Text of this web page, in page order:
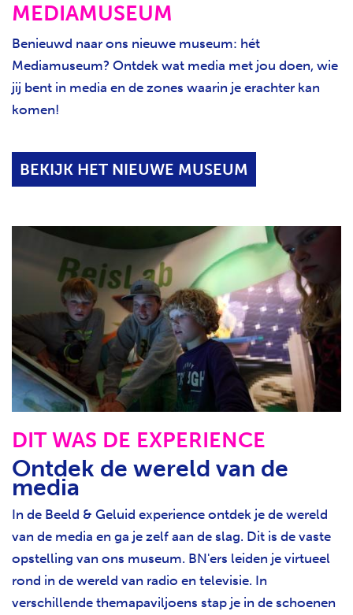
MEDIAMUSEUM
Benieuwd naar ons nieuwe museum: hét
Mediamuseum? Ontdek wat media met jou doen, wie
jij bent in media en de zones waarin je erachter kan
komen!
BEKIJK HET NIEUWE MUSEUM
DIT WAS DE EXPERIENCE
Ontdek de wereld van de
media
In de Beeld & Geluid experience ontdek je de wereld
van de media en ga je zelf aan de slag. Dit is de vaste
opstelling van ons museum. BN'ers leiden je virtueel
rond in de wereld van radio en televisie. In
verschillende themapaviljoens stap je in de schoenen